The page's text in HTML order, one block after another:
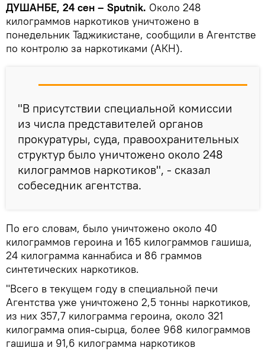
ДУШАНБЕ, 24 сен – Sputnik. Около 248
килограммов наркотиков уничтожено в
понедельник Таджикистане, сообщили в Агентстве
по контролю за наркотиками (АКН).
"В присутствии специальной комиссии
из числа представителей органов
прокуратуры, суда, правоохранительных
структур было уничтожено около 248
килограммов наркотиков", - сказал
собеседник агентства.
По его словам, было уничтожено около 40
килограммов героина и 165 килограммов гашиша,
24 килограмма каннабиса и 86 граммов
синтетических наркотиков.
"Всего в текущем году в специальной печи
Агентства уже уничтожено 2,5 тонны наркотиков,
из них 357,7 килограмма героина, около 321
килограмма опия-сырца, более 968 килограммов
гашиша и 91,6 килограмма наркотиков